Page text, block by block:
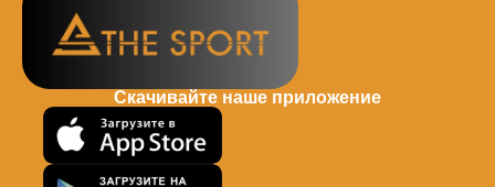
Скачивайте наше приложение